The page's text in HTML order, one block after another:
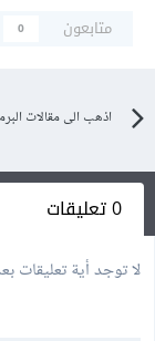
متابعون
0
اذهب الى مقالات
0 تعليقات
لا توجد أية تعليقات